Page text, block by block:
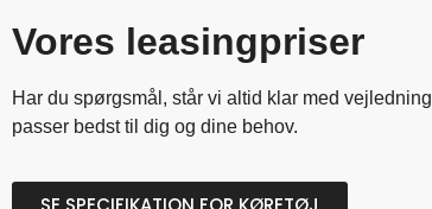
Vores leasingpriser
Har du spørgsmål, står vi altid klar med vejledning
passer bedsttil dig og dine behov.